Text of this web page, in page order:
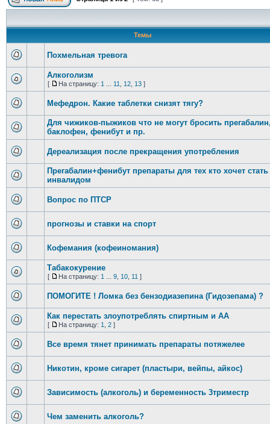
Темы
Похмельная тревога
Алкоголизм
[ На страницу: 1 11 12, 13]
Мефедрон. Какие таблетки снизят тягу?
Для чижиков-пыжиков что не могут бросить
баклофен, фенибут и пр.
Дереализация после прекращения употребления
Прегабалин+фенибут препараты для тех кто хочет стать
инвалидом
Вопрос по ПТСР
прогнозы и ставки на спорт
Кофемания (кофеиномания)
Табакокурение
[ На страницу: 1 9, 10, 11 ]
ПОМОГИТЕ ! Ломка без бензодиазепина (Гидозепама) ?
Как перестать злоупотреблять спиртным и АА
[ На страницу: 1 2]
Все время тянет принимать препараты потяжелее
Никотин, кроме сигарет (пластыри, вейпы, айкос)
Зависимость (алкоголь) и беременность 3триместр
Чем заменить алкоголь?